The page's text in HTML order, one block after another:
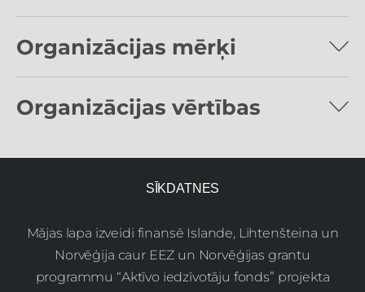
Organizācijas mērķi
Organizācijas vērtības
SĪKDATNES
Mājas lapa izveidi finansē Islande, Lihtenšteina un
Norvēģija caur EEZ un Norvēģijas grantu
programmu “Aktīvo iedzīvotāju fonds” projekta